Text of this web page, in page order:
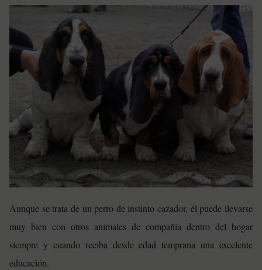
Aunque se trata de un perro de instinto cazador, él puede llevarse
muy bien con otros animales de compañía dentro del hogar
siempre y cuando reciba desde edad temprana una excelente
educación.